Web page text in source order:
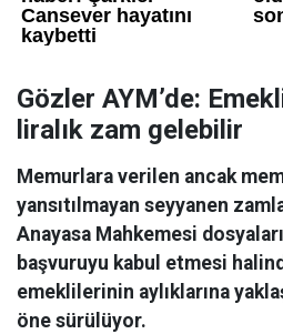
Gözler AYM’de:
liralık zam gelebilir
Memurlara verilen ancak
yansıtılmayan seyyanen
Anayasa Mahkemesi
başvuruyu kabul etmesi
emeklilerinin aylıklarına
öne sürülüyor.